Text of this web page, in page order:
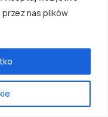
nas plików